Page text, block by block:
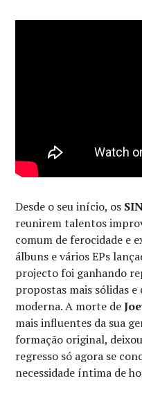
Desde o seu início, os
reunirem talentos
comum de ferocidade e
álbuns e vários EPs
projecto foi ganhando
propostas mais sólidas
moderna. A morte de
mais influentes da sua
formação original,
regresso só agora se
necessidade íntima de